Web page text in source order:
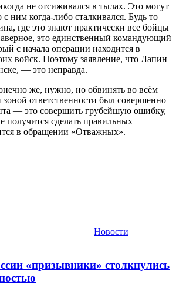
не отсиживался в тылах. Это могут
с ним когда-либо сталкивался. Будь то
где это знают практически все бойцы
это единственный командующий
с начала операции находится в
войск. Поэтому заявление, что Лапин
— это неправда.
же, нужно, но обвинять во всём
ответственности был совершенно
— это совершить грубейшую ошибку,
получится сделать правильных
в обращении «Отважных».
Новости
«призывники» столкнулись